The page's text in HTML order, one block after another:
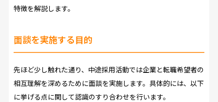
特徴を解説します。
面談を実施する目的
先ほど少し触れた通り、中途採用活動では企業と転職希望者の
相互理解を深めるために面談を実施します。具体的には、以下
に挙げる点に関して認識のすり合わせを行います。